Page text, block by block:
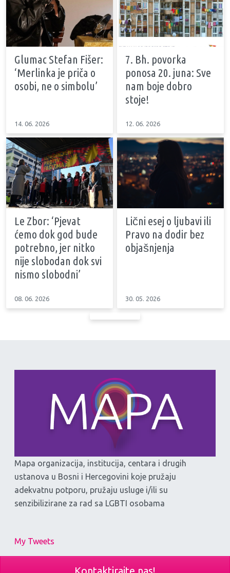
Glumac Stefan Fišer:
‘Merlinka je priča o
osobi, ne o simbolu’
14. 06. 2026
7. Bh. povorka
ponosa 20. juna: Sve
nam boje dobro
stoje!
12. 06. 2026
Le Zbor: ‘Pjevat
ćemo dok god bude
potrebno, jer nitko
nije slobodan dok svi
nismo slobodni’
08. 06. 2026
Lični esej o ljubavi ili
Pravo na dodir bez
objašnjenja
30. 05. 2026
Mapa organizacija, institucija, centara i drugih
ustanova u Bosni i Hercegovini koje pružaju
adekvatnu potporu, pružaju usluge i/ili su
senzibilizirane za rad sa LGBTI osobama
My Tweets
Kontaktirajte nas!